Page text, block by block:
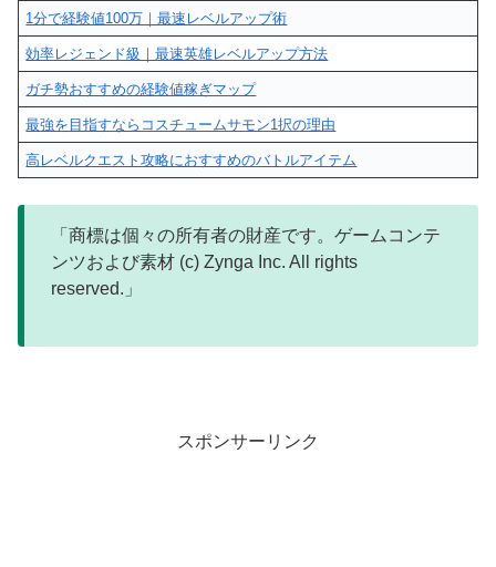
1分で経験値100万｜最速レベルアップ術
効率レジェンド級｜最速英雄レベルアップ方法
ガチ勢おすすめの経験値稼ぎマップ
最強を目指すならコスチュームサモン1択の理由
高レベルクエスト攻略におすすめのバトルアイテム
「商標は個々の所有者の財産です。ゲームコンテ
ンツおよび素材 (c) Zynga Inc. All rights
reserved.」
スポンサーリンク